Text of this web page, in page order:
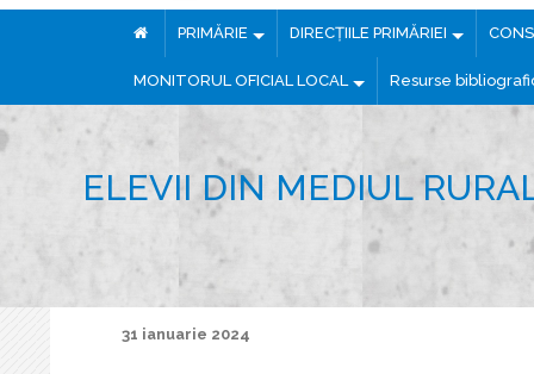
PRIMĂRIE DIRECȚIILE PRIMĂRIEI
MONITORUL OFICIAL LOCAL Resurse
ELEVII DIN MEDIUL
31 ianuarie 2024